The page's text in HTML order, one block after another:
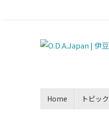
Home トピッ